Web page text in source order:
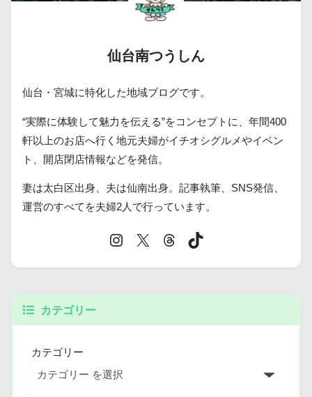
仙台南つうしん
仙台・宮城に特化した地域ブログです。
“実際に体験して魅力を伝える”をコンセプトに、年間400
軒以上のお店へ行く地元夫婦がイチオシグルメやイベン
ト、開店閉店情報などを発信。
妻は太白区出身、夫は仙南出身。記事執筆、SNS発信、
運営のすべてを夫婦2人で行っています。
カテゴリー
カテゴリー